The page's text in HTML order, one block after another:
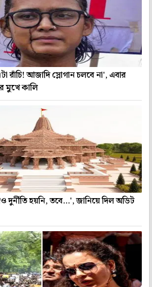
রাঁচি! আজাদি স্লোগান চলবে না', এবার
মুখে কালি
দুর্নীতি হয়নি, তবে...', জানিয়ে দিল অডিট